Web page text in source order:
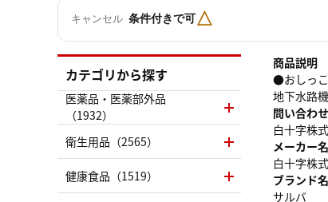
キャンセル 条件付きで可△
商品説明
●おしっ
地下水路機
問い合わ
白十字株
メーカー
白十字株
ブランド名
サルバ
カテゴリから探す
医薬品・医薬部外品
（1932）
衛生用品（2565）
健康食品（1519）